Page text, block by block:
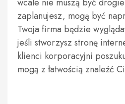
zaplanujesz, mogą być
Twoja firma będzie
jeśli stworzysz stronę
klienci korporacyjni
mogą z łatwością znaleźć